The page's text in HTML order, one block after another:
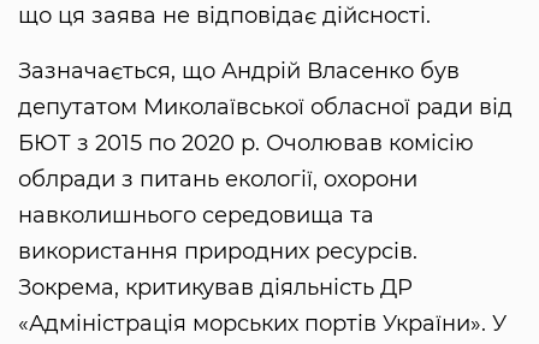
що ця заява не відповідає дійсності.
Зазначається, що Андрій Власенко був
депутатом Миколаївської обласної ради від
БЮТ з 2015 по 2020 р. Очолював комісію
облради з питань екології, охорони
навколишнього середовища та
використання природних ресурсів.
Зокрема, критикував діяльність ДР
«Адміністрація морських портів України». У